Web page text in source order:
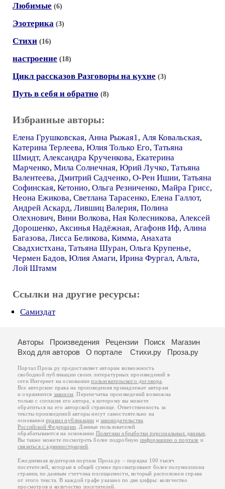
Любимые (6)
Эзотерика (3)
Стихи (16)
настроение (18)
Цикл рассказов Разговоры на кухне (3)
Путь в себя и обратно (8)
Избранные авторы:
Елена Грушковская, Анна Рыжая1 , Аля Ковальская,
Катерина Терлеева, Юлия Только Его, Татьяна
Шмидт, Александра Крученкова, Екатерина
Марченко, Мила Солнечная, Юрий Лучко, Татьяна
Валентеева, Дмитрий Садченко, О-Рен Ишии, Татьяна
Софинская, Кетонио, Ольга Резниченко, Майра Грисс,
Неона Ежикова, Светлана Тарасенко, Елена Галлот,
Андрей Аскард, Лившиц Валерия, Полина
Олехнович, Вини Волкова, Ная Колесникова, Алексей
Дорошенко, Аксинья Надёжная, Агафонв Иф, Алина
Багазова, Лисса Беликова, Кимма, Анахата
Свадхистхана, Татьяна Шуран, Ольга Крупенье,
Чермен Бадов, Юлия Амаги, Ирина Фургал, Альта,
Лой Штамм
Ссылки на другие ресурсы:
Самиздат
Авторы Произведения Рецензии Поиск
Магазин
Вход для авторов
О портале Стихи.ру Проза.ру
Портал Проза.ру предоставляет авторам возможность
свободной публикации своих литературных произведений в
сети Интернет на основаниипользовательского договора
Все авторские права на произведения принадлежат авторам
и охраняются законом . Перепечатка произведений возможна
только с согласия его автора, к которому вы можете
обратиться на его авторской странице. Ответственность за
тексты произведений авторы несут самостоятельно на
основанииправил публикации изаконодательства
Российской Федерации . Данные пользователей
обрабатываются на основании Политики обработки персональных данных
Вы также можете посмотреть более подробную информацию о портале и
связаться с администрацией
Ежедневная аудитория портала Проза.ру – порядка 100 тысяч
посетителей, которые в общей сумме просматривают более полумиллиона
страниц по данным счетчика посещаемости, который расположен справа
от этого текста. В каждой графе указано по две цифры: количество
просмотров и количество посетителей.